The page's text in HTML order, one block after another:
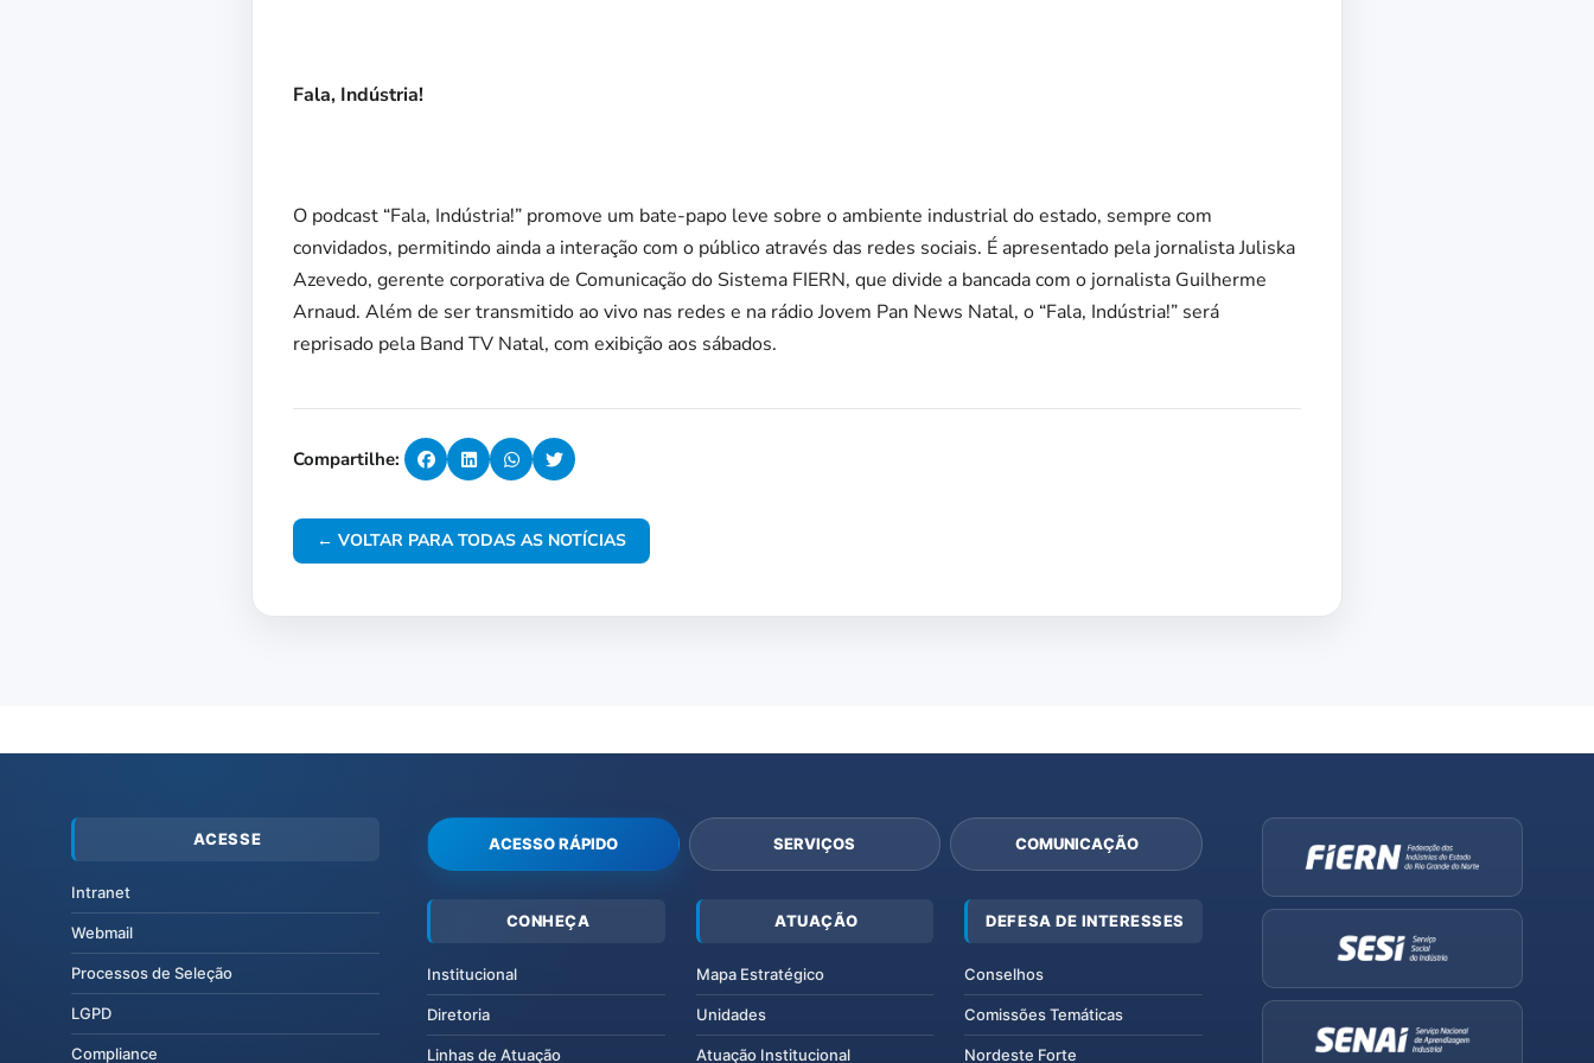
Fala, Indústria!
O podcast “Fala, Indústria!” promove um bate-papo leve sobre o ambiente industrial do estado, sempre com
convidados, permitindo ainda a interação com o público através das redes sociais. É apresentado pela jornalista Juliska
Azevedo, gerente corporativa de Comunicação do Sistema FIERN, que divide a bancada com o jornalista Guilherme
Arnaud. Além de ser transmitido ao vivo nas redes e na rádio Jovem Pan News Natal, o “Fala, Indústria!” será
reprisado pela Band TV Natal, com exibição aos sábados.
Compartilhe:
← VOLTAR PARA TODAS AS NOTÍCIAS
ACESSE
Intranet
Webmail
Processos de Seleção
LGPD
Compliance
ACESSO RÁPIDO SERVIÇOS COMUNICAÇÃO
CONHEÇA
Institucional
Diretoria
Linhas de Atuação
ATUAÇÃO
Mapa Estratégico
Unidades
Atuação Institucional
DEFESA DE INTERESSES
Conselhos
Comissões Temáticas
Nordeste Forte